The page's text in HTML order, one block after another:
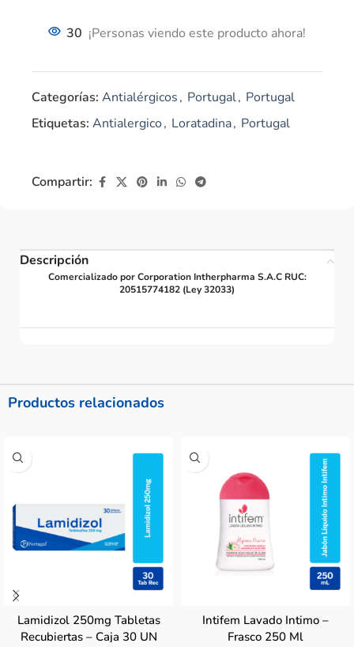
30 ¡Personas viendo este producto ahora!
Categorías: Antialérgicos, Portugal, Portugal
Etiquetas: Antialergico, Loratadina, Portugal
Compartir:
Descripción
Comercializado por Corporation Intherpharma S.A.C RUC:
20515774182 (Ley 32033)
Productos relacionados
Lamidizol 250mg Tabletas
Recubiertas – Caja 30 UN
Intifem Lavado Intimo –
Frasco 250 Ml